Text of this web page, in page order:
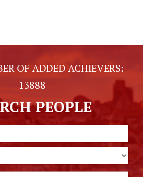
OF ADDED ACHIEVERS:
13888
PEOPLE